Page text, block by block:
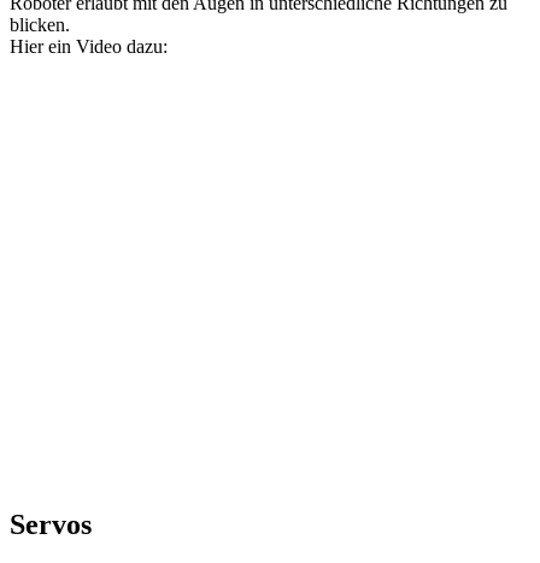
blicken.
Hier ein Video dazu:
Servos